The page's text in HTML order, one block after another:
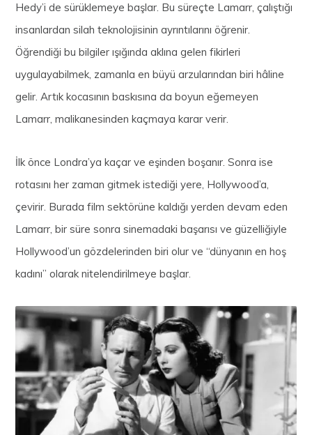
Hedy’i de sürüklemeye başlar. Bu süreçte Lamarr, çalıştığı
insanlardan silah teknolojisinin ayrıntılarını öğrenir.
Öğrendiği bu bilgiler ışığında aklına gelen fikirleri
uygulayabilmek, zamanla en büyü arzularından biri hâline
gelir. Artık kocasının baskısına da boyun eğemeyen
Lamarr, malikanesinden kaçmaya karar verir.
İlk önce Londra’ya kaçar ve eşinden boşanır. Sonra ise
rotasını her zaman gitmek istediği yere, Hollywood’a,
çevirir. Burada film sektörüne kaldığı yerden devam eden
Lamarr, bir süre sonra sinemadaki başarısı ve güzelliğiyle
Hollywood’un gözdelerinden biri olur ve “dünyanın en hoş
kadını” olarak nitelendirilmeye başlar.